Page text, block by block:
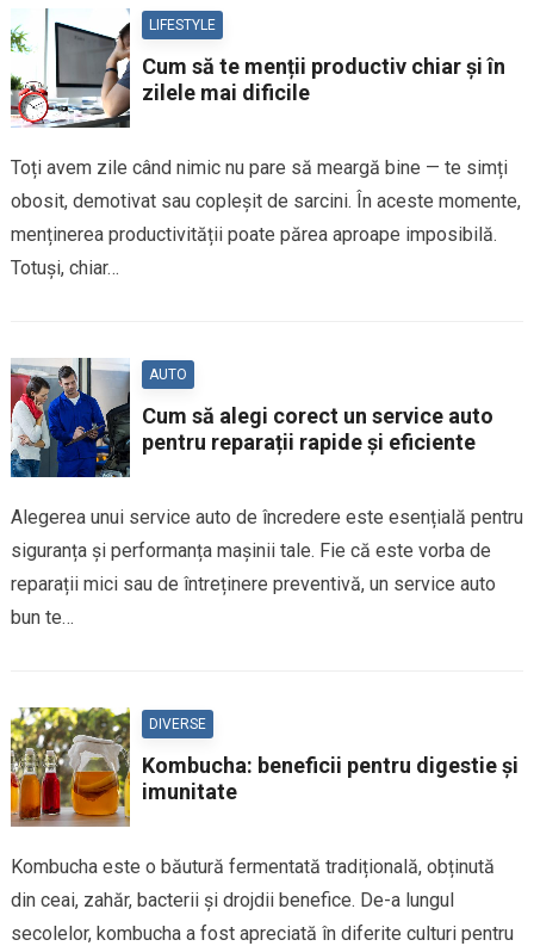
LIFESTYLE
Cum să te menții productiv chiar și în
zilele mai dificile
Toți avem zile când nimic nu pare să meargă bine — te simți
obosit, demotivat sau copleșit de sarcini. În aceste momente,
menținerea productivității poate părea aproape imposibilă.
Totuși, chiar…
AUTO
Cum să alegi corect un service auto
pentru reparații rapide și eficiente
Alegerea unui service auto de încredere este esențială pentru
siguranța și performanța mașinii tale. Fie că este vorba de
reparații mici sau de întreținere preventivă, un service auto
bun te…
DIVERSE
Kombucha: beneficii pentru digestie și
imunitate
Kombucha este o băutură fermentată tradițională, obținută
din ceai, zahăr, bacterii și drojdii benefice. De-a lungul
secolelor, kombucha a fost apreciată în diferite culturi pentru